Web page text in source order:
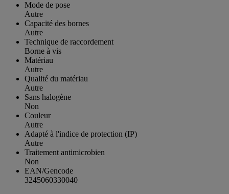
Mode de pose
Autre
Capacité des bornes
Autre
Technique de raccordement
Borne à vis
Matériau
Autre
Qualité du matériau
Autre
Sans halogène
Non
Couleur
Autre
Adapté à l'indice de protection (IP)
Autre
Traitement antimicrobien
Non
EAN/Gencode
3245060330040